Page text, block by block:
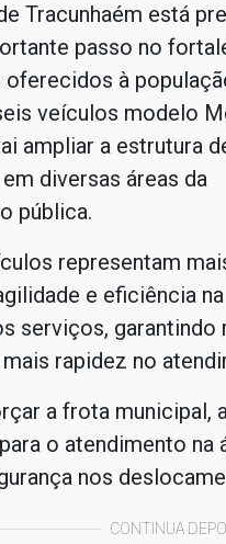
Tracunhaém está
passo no
à
veículos modelo
ampliar a estrutura
diversas áreas da
pública.
representam
e eficiência na
serviços,
rapidez no
a frota municipal,
o atendimento na
nos
CONTINUA